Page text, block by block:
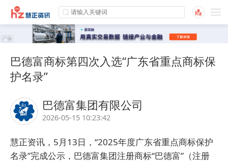
巴德富商标第四次入选“广东省重点商标保
护名录”
巴德富集团有限公司
2026-05-15 10:23:42
慧正资讯，5月13日，“2025年度广东省重点商标保护
名录”完成公示， 巴德富集团注册商标“巴德富”（注册